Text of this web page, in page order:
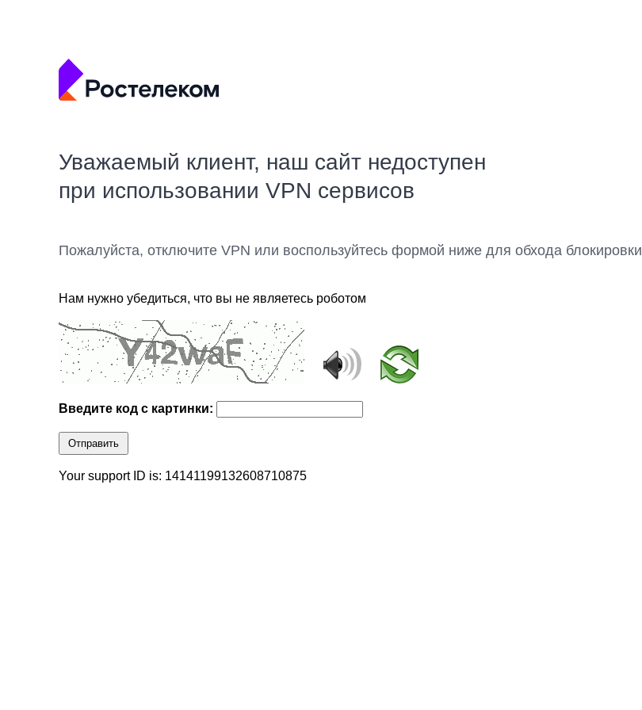
Уважаемый клиент, наш сайт недоступен
при использовании VPN сервисов
Пожалуйста, отключите VPN или воспользуйтесь формой ниже для обхода блокировки
Нам нужно убедиться, что вы не являетесь роботом
Введите код с картинки:
Отправить
Your support ID is: 14141199132608710875